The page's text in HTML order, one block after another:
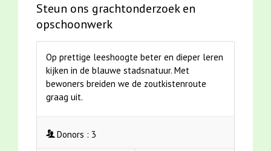
Steun ons grachtonderzoek en
opschoonwerk
Op prettige leeshoogte beter en dieper leren
kijken in de blauwe stadsnatuur. Met
bewoners breiden we de zoutkistenroute
graag uit.
Donors : 3